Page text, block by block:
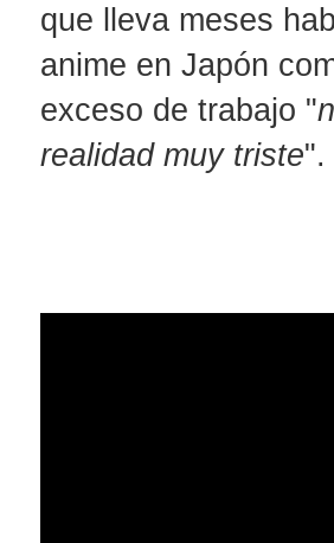
que lleva meses
anime en Japón
exceso de trabajo "
realidad muy triste".